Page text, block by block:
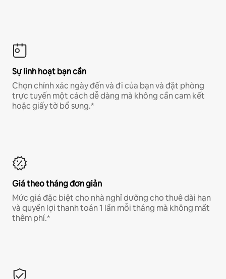
Sự linh hoạt bạn cần
Chọn chính xác ngày đến và đi của bạn và đặt phòng
trực tuyến một cách dễ dàng mà không cần cam kết
hoặc giấy tờ bổ sung.*
Giá theo tháng đơn giản
Mức giá đặc biệt cho nhà nghỉ dưỡng cho thuê dài hạn
và quyền lợi thanh toán 1 lần mỗi tháng mà không mất
thêm phí.*